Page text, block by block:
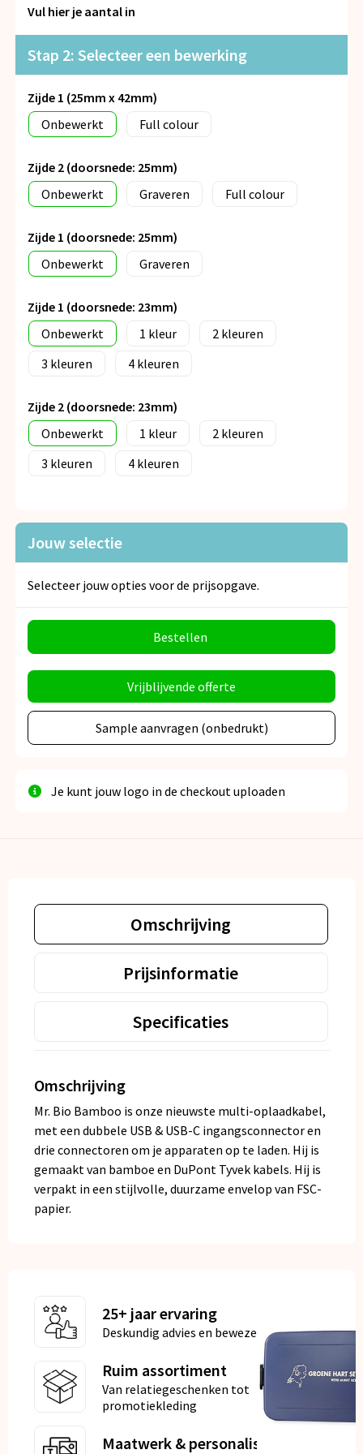
Snoepgoed
Spellen voor binnen en buiten
Veiligheid, Auto en Fiets
Vrije tijd en Strand
Anti-stress
Vul hier je aantal in
Stap 2: Selecteer een bewerking
Zijde 1 (25mm x 42mm)
Onbewerkt
Full colour
Zijde 2 (doorsnede: 25mm)
Onbewerkt
Graveren Full colour
Zijde 1 (doorsnede: 25mm)
Onbewerkt
Graveren
Zijde 1 (doorsnede: 23mm)
Onbewerkt
1
2
3
4
Zijde 2 (doorsnede: 23mm)
Onbewerkt
1
2
3
4
Jouw selectie
Selecteer jouw opties voor de prijsopgave.
Bestellen
Vrijblijvende offerte
Sample aanvragen (onbedrukt)
Je kunt jouw logo in de checkout uploaden
Omschrijving
Prijsinformatie
Specificaties
Omschrijving
Mr. Bio Bamboo is onze nieuwste multi-oplaadkabel,
met een dubbele USB & USB-C ingangsconnector en
drie connectoren om je apparaten op te laden. Hij is
gemaakt van bamboe en DuPont Tyvek kabels. Hij is
verpakt in een stijlvolle, duurzame envelop van FSC-
papier.
25+ jaar ervaring
Deskundig advies en bewezen kwaliteit
Ruim assortiment
Van relatiegeschenken tot
promotiekleding
Maatwerk & personalisatie